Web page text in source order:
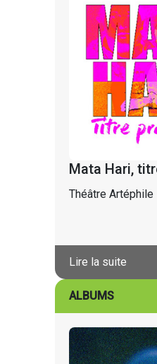
Mata Hari,
Théâtre Artéphile
Lire la suite
ALBUMS